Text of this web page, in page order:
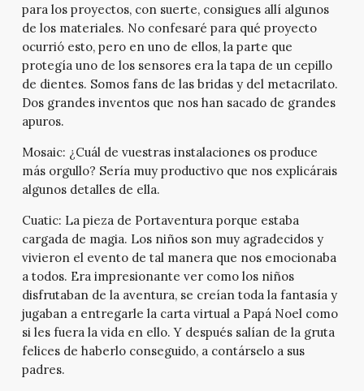
para los proyectos, con suerte, consigues allí algunos
de los materiales. No confesaré para qué proyecto
ocurrió esto, pero en uno de ellos, la parte que
protegía uno de los sensores era la tapa de un cepillo
de dientes. Somos fans de las bridas y del metacrilato.
Dos grandes inventos que nos han sacado de grandes
apuros.
Mosaic: ¿Cuál de vuestras instalaciones os produce
más orgullo? Sería muy productivo que nos explicárais
algunos detalles de ella.
Cuatic: La pieza de Portaventura porque estaba
cargada de magia. Los niños son muy agradecidos y
vivieron el evento de tal manera que nos emocionaba
a todos. Era impresionante ver como los niños
disfrutaban de la aventura, se creían toda la fantasía y
jugaban a entregarle la carta virtual a Papá Noel como
si les fuera la vida en ello. Y después salían de la gruta
felices de haberlo conseguido, a contárselo a sus
padres.